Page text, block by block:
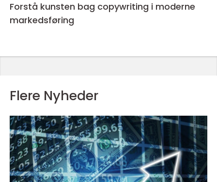
Forstå kunsten bag copywriting i moderne
markedsføring
Flere Nyheder